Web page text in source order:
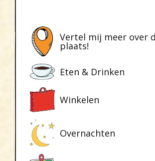
Vertel mij meer over
plaats!
Eten & Drinken
Winkelen
Overnachten